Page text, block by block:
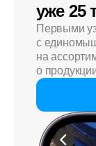
уже 25
Первыми
с
на
о